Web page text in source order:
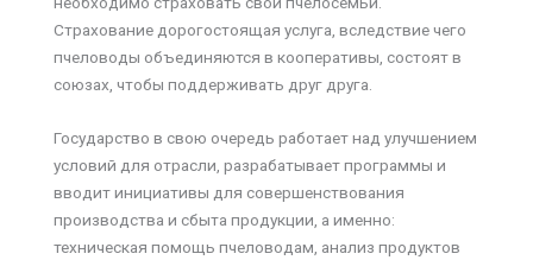
Страхование дорогостоящая услуга, вследствие чего
пчеловоды объединяются в кооперативы, состоят в
союзах, чтобы поддерживать друг друга.
Государство в свою очередь работает над улучшением
условий для отрасли, разрабатывает программы и
вводит инициативы для совершенствования
производства и сбыта продукции, а именно:
техническая помощь пчеловодам, анализ продуктов